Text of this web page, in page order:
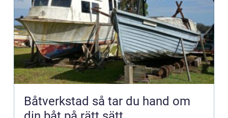
Båtverkstad så tar du hand om